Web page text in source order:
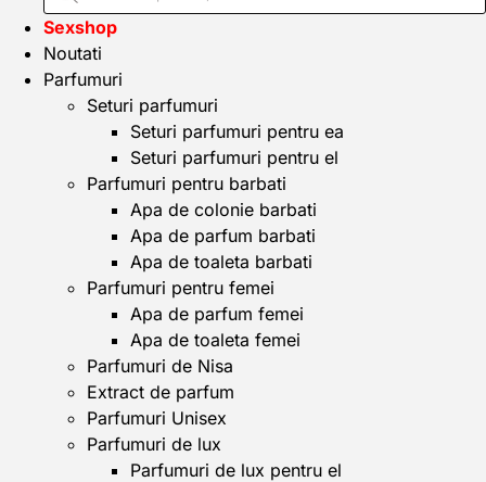
Sexshop
Noutati
Parfumuri
Seturi parfumuri
Seturi parfumuri pentru ea
Seturi parfumuri pentru el
Parfumuri pentru barbati
Apa de colonie barbati
Apa de parfum barbati
Apa de toaleta barbati
Parfumuri pentru femei
Apa de parfum femei
Apa de toaleta femei
Parfumuri de Nisa
Extract de parfum
Parfumuri Unisex
Parfumuri de lux
Parfumuri de lux pentru el